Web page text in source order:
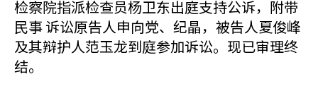
检察院指派检查员杨卫东出庭支持公诉，附带
民事 诉讼原告人申向党、纪晶，被告人夏俊峰
及其辩护人范玉龙到庭参加诉讼。现已审理终
结。